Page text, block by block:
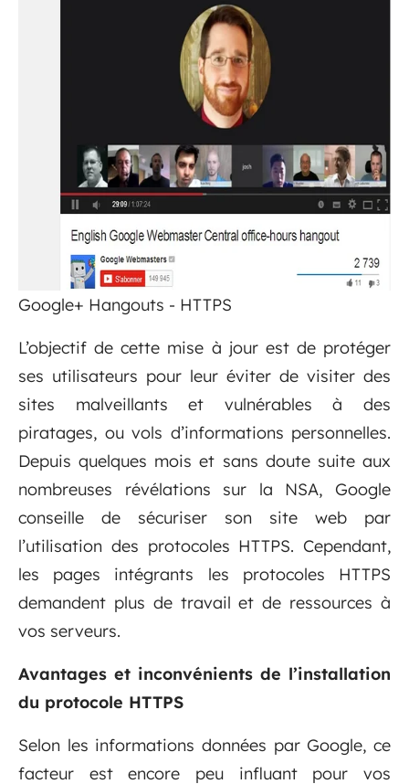
Google+ Hangouts - HTTPS
L’objectif de cette mise à jour est de protéger
ses utilisateurs pour leur éviter de visiter des
sites malveillants et vulnérables à des
piratages, ou vols d’informations personnelles.
Depuis quelques mois et sans doute suite aux
nombreuses révélations sur la NSA, Google
conseille de sécuriser son site web par
l’utilisation des protocoles HTTPS. Cependant,
les pages intégrants les protocoles HTTPS
demandent plus de travail et de ressources à
vos serveurs.
Avantages et inconvénients de l’installation
du protocole HTTPS
Selon les informations données par Google, ce
facteur est encore peu influant pour vos